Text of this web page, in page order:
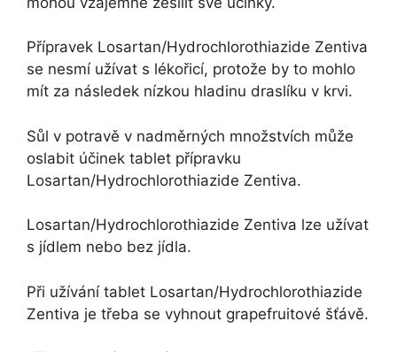
Přípravek Losartan/Hydrochlorothiazide Zentiva
se nesmí užívat s lékořicí, protože by to mohlo
mít za následek nízkou hladinu draslíku v krvi.
Sůl v potravě v nadměrných množstvích může
oslabit účinek tablet přípravku
Losartan/Hydrochlorothiazide Zentiva.
Losartan/Hydrochlorothiazide Zentiva lze užívat
s jídlem nebo bez jídla.
Při užívání tablet Losartan/Hydrochlorothiazide
Zentiva je třeba se vyhnout grapefruitové šťávě.